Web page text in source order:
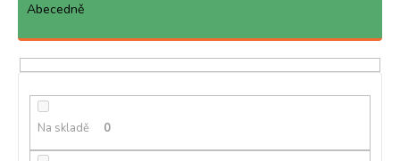
p
Abecedně
Na skladě 0